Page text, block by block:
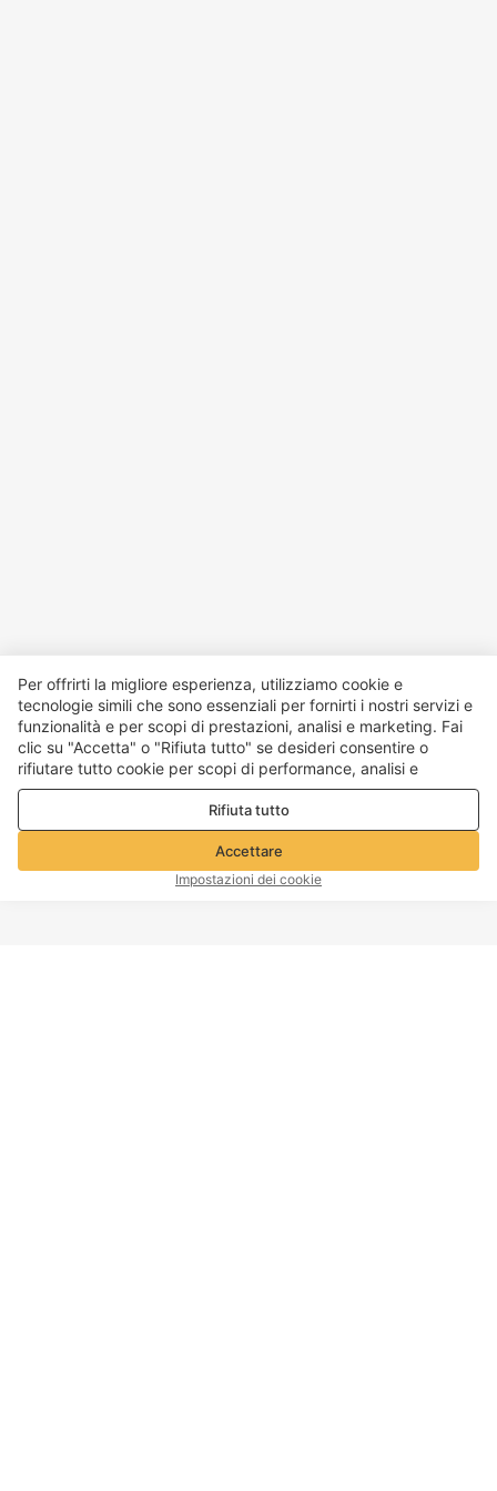
Per offrirti la migliore esperienza, utilizziamo cookie e
tecnologie simili che sono essenziali per fornirti i nostri servizi e
funzionalità e per scopi di prestazioni, analisi e marketing. Fai
clic su "Accetta" o "Rifiuta tutto" se desideri consentire o
rifiutare tutto cookie per scopi di performance, analisi e
marketing. Per maggiori dettagli consultare la nostraPolitica
Rifiuta tutto
Accettare
Impostazioni dei cookie